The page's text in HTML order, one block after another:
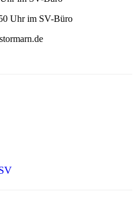
Uhr im SV-Büro